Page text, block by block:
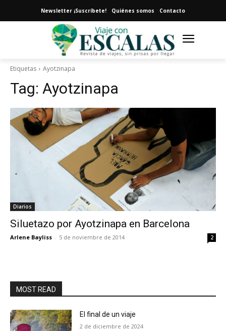
Newsletter ¡Suscríbete! Quiénes somos Contacto
Etiquetas Ayotzinapa
Tag: Ayotzinapa
Diarios
Siluetazo por Ayotzinapa en Barcelona
Arlene Bayliss - 5 de noviembre de 2014 2
MOST READ
El final de un viaje
2 de diciembre de 2024